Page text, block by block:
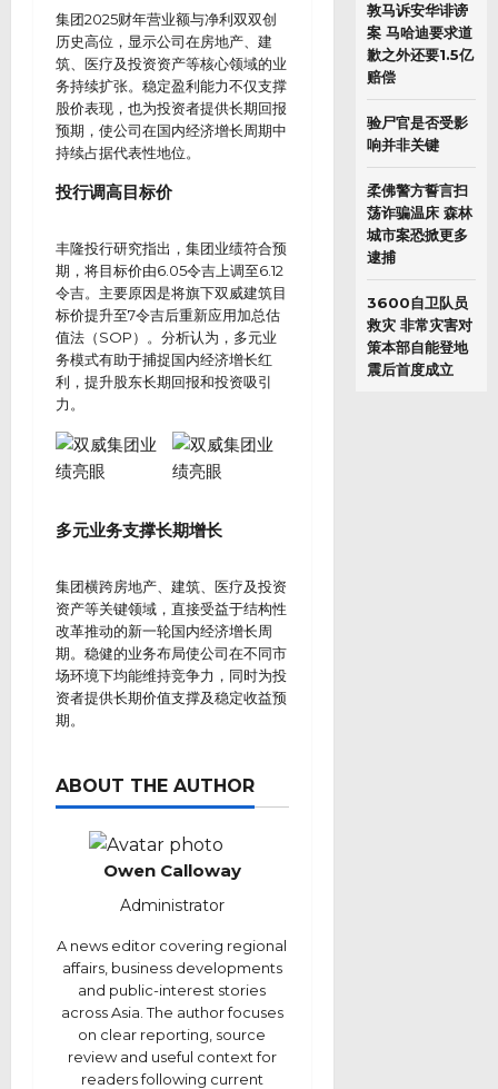
集团2025财年营业额与净利双双创
历史高位，显示公司在房地产、建
筑、医疗及投资资产等核心领域的业
务持续扩张。稳定盈利能力不仅支撑
股价表现，也为投资者提供长期回报
预期，使公司在国内经济增长周期中
持续占据代表性地位。
投行调高目标价
丰隆投行研究指出，集团业绩符合预
期，将目标价由6.05令吉上调至6.12
令吉。主要原因是将旗下双威建筑目
标价提升至7令吉后重新应用加总估
值法（SOP）。分析认为，多元业
务模式有助于捕捉国内经济增长红
利，提升股东长期回报和投资吸引
力。
多元业务支撑长期增长
集团横跨房地产、建筑、医疗及投资
资产等关键领域，直接受益于结构性
改革推动的新一轮国内经济增长周
期。稳健的业务布局使公司在不同市
场环境下均能维持竞争力，同时为投
资者提供长期价值支撑及稳定收益预
期。
ABOUT THE AUTHOR
Owen Calloway
Administrator
A news editor covering regional
affairs, business developments
and public-interest stories
across Asia. The author focuses
on clear reporting, source
review and useful context for
readers following current
敦马诉安华诽谤
案 马哈迪要求道
歉之外还要1.5亿
赔偿
验尸官是否受影
响并非关键
柔佛警方誓言扫
荡诈骗温床 森林
城市案恐掀更多
逮捕
3600自卫队员
救灾 非常灾害对
策本部自能登地
震后首度成立